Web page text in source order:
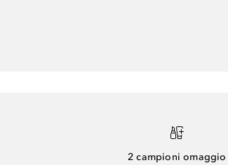
2 campioni omaggio